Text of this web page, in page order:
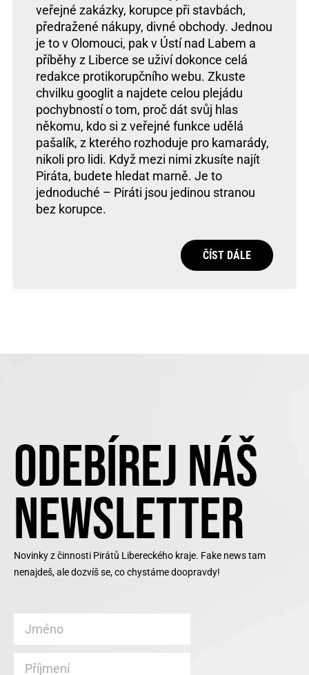
veřejné zakázky, korupce při stavbách,
předražené nákupy, divné obchody. Jednou
je to v Olomouci, pak v Ústí nad Labem a
příběhy z Liberce se uživí dokonce celá
redakce protikorupčního webu. Zkuste
chvilku googlit a najdete celou plejádu
pochybností o tom, proč dát svůj hlas
někomu, kdo si z veřejné funkce udělá
pašalík, z kterého rozhoduje pro kamarády,
nikoli pro lidi. Když mezi nimi zkusíte najít
Piráta, budete hledat marně. Je to
jednoduché – Piráti jsou jedinou stranou
bez korupce.
ČÍST DÁLE
ODEBÍREJ NÁŠ
NEWSLETTER
Novinky z činnosti Pirátů Libereckého kraje. Fake news tam
nenajdeš, ale dozvíš se, co chystáme doopravdy!